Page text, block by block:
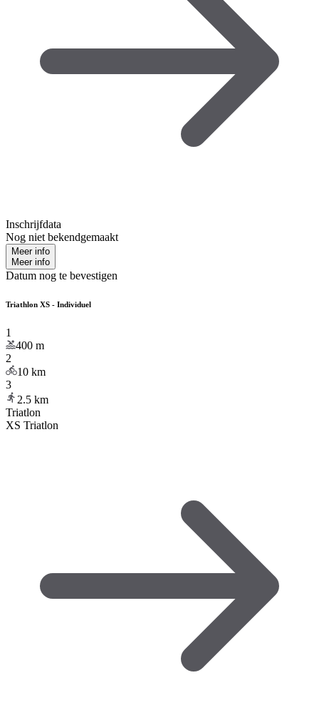
Inschrijfdata
Nog niet bekendgemaakt
Meer info
Meer info
Datum nog te bevestigen
Triathlon XS - Individuel
1
400 m
2
10 km
3
2.5 km
Triatlon
XS Triatlon